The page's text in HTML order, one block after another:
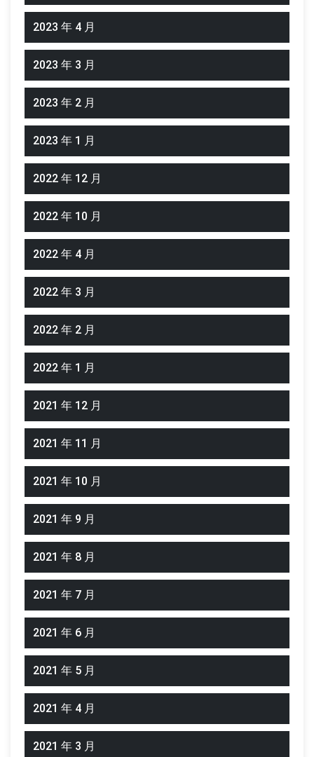
2023 年 4 月
2023 年 3 月
2023 年 2 月
2023 年 1 月
2022 年 12 月
2022 年 10 月
2022 年 4 月
2022 年 3 月
2022 年 2 月
2022 年 1 月
2021 年 12 月
2021 年 11 月
2021 年 10 月
2021 年 9 月
2021 年 8 月
2021 年 7 月
2021 年 6 月
2021 年 5 月
2021 年 4 月
2021 年 3 月